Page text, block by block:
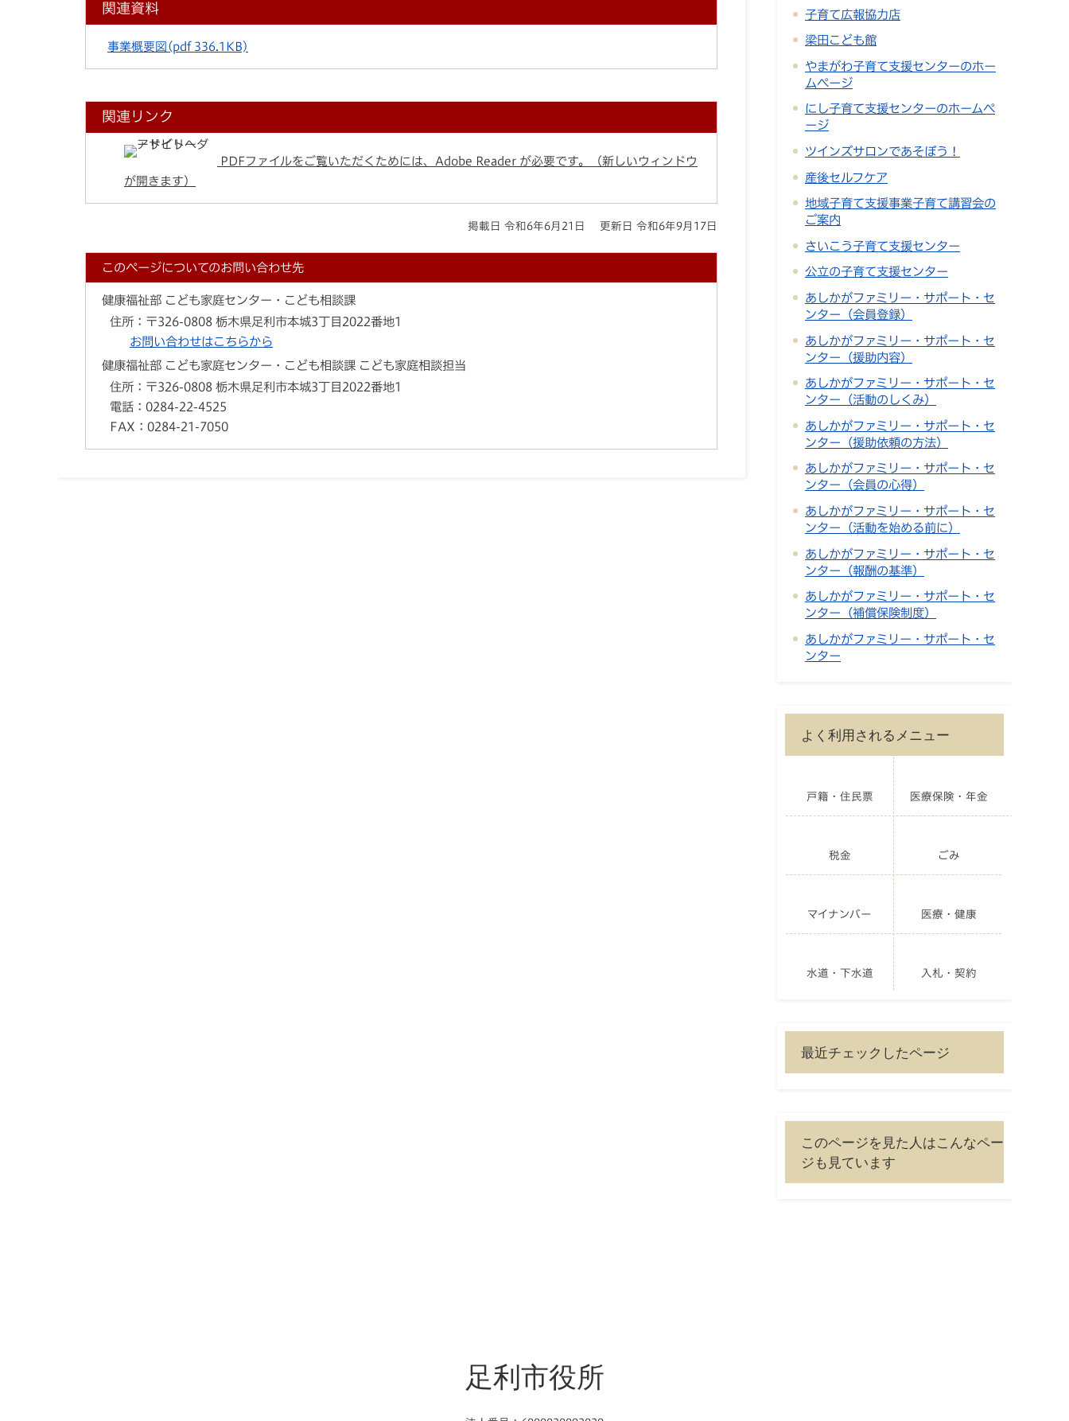
関連資料
事業概要図 (pdf 336.1KB)
関連リンク
PDFファイルをご覧いただくためには、Adobe Reader が必要です。（新しいウィンドウ
が開きます）
掲載日 令和6年6月21日 更新日 令和6年9月17日
このページについてのお問い合わせ先
健康福祉部 こども家庭センター・こども相談課
住所： 〒326-0808 栃木県足利市本城3丁目2022番地1
お問い合わせはこちらから
健康福祉部 こども家庭センター・こども相談課 こども家庭相談担当
住所： 〒326-0808 栃木県足利市本城3丁目2022番地1
電話： 0284-22-4525
FAX： 0284-21-7050
子育て広報協力店
梁田こども館
やまがわ子育て支援センターのホー
ムページ
にし子育て支援センターのホームペ
ージ
ツインズサロンであそぼう！
産後セルフケア
地域子育て支援事業子育て講習会の
ご案内
さいこう子育て支援センター
公立の子育て支援センター
あしかがファミリー・サポート・セ
ンター（会員登録）
あしかがファミリー・サポート・セ
ンター（援助内容）
あしかがファミリー・サポート・セ
ンター（活動のしくみ）
あしかがファミリー・サポート・セ
ンター（援助依頼の方法）
あしかがファミリー・サポート・セ
ンター（会員の心得）
あしかがファミリー・サポート・セ
ンター（活動を始める前に）
あしかがファミリー・サポート・セ
ンター（報酬の基準）
あしかがファミリー・サポート・セ
ンター（補償保険制度）
あしかがファミリー・サポート・セ
ンター
よく利用されるメニュー
戸籍・住民票 医療保険・年金
税金 ごみ
マイナンバー 医療・健康
水道・下水道 入札・契約
最近チェックしたページ
このページを見た人はこんなペー
ジも見ています
足利市役所